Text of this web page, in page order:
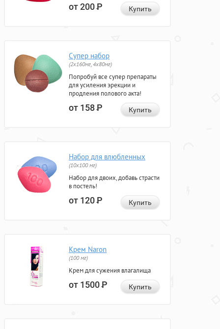
от 200Р Купить
Супер набор
(2х160мг, 4х80мг)
Попробуй все супер препараты
для усиления эрекции и
продления полового акта!
от 158Р Купить
Набор для влюбленных
(10х100 мг)
Набор для двоих, добавь страсти
в постель!
от 120Р Купить
Крем Naron
(100 мг)
Крем для сужения влагалища
от 1500Р Купить